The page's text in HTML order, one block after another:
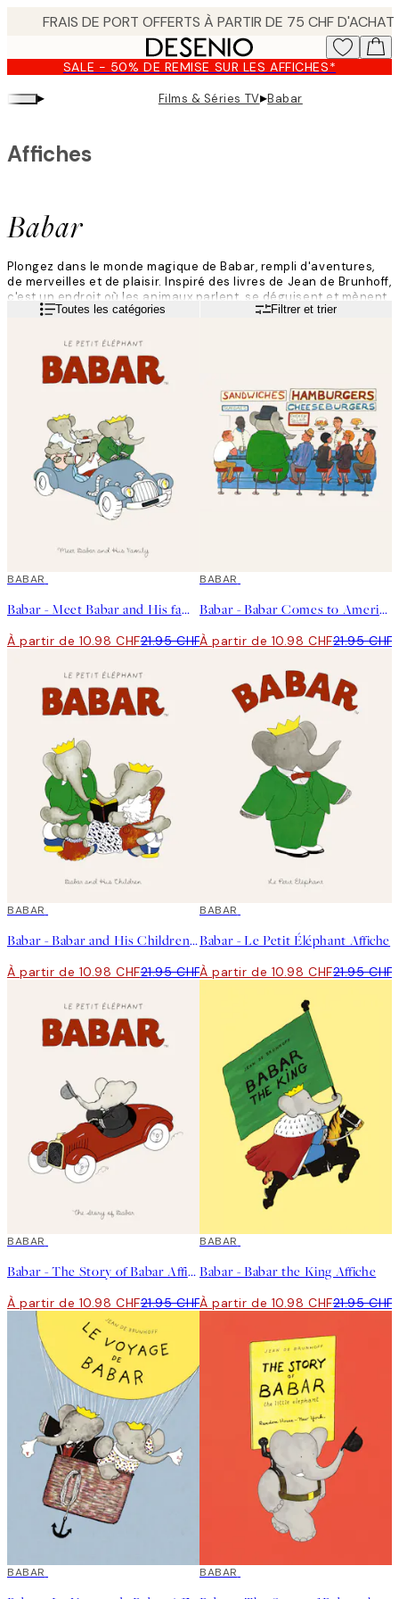
content.SALE - 50% DE REMISE SUR LES AFFICHES*
▸ Films & Séries TV▸Babar
Babar
Affiches
Plongez dans le monde magique de Babar, rempli d'aventures,
de merveilles et de plaisir. Inspiré des livres de Jean de Brunhoff,
c'est un endroit où les animaux parlent, se déguisent et mènent
des vies très similaires aux nôtres. Le monde de Babar est
Lire la suiteToutes les catégories Filtrer et trier
50%*
BABAR
Babar - Meet Babar and His family Affiche
À partir de 10.98 CHF21.95 CHF
50%*
BABAR
Babar - Babar Comes to America Affiche
À partir de 10.98 CHF21.95 CHF
50%*
BABAR
Babar - Babar and His Children Affiche
À partir de 10.98 CHF21.95 CHF
50%*
BABAR
Babar - Le Petit Éléphant Affiche
À partir de 10.98 CHF21.95 CHF
50%*
BABAR
Babar - The Story of Babar Affiche
À partir de 10.98 CHF21.95 CHF
50%*
BABAR
Babar - Babar the King Affiche
À partir de 10.98 CHF21.95 CHF
50%*
BABAR 50%*
BABAR